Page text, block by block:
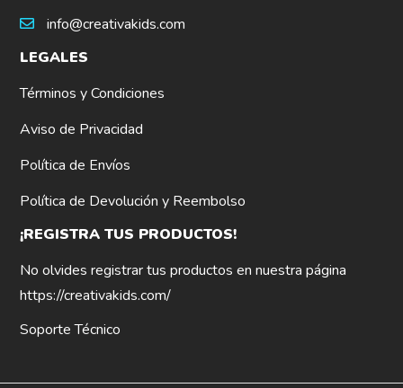
info@creativakids.com
LEGALES
Términos y Condiciones
Aviso de Privacidad
Política de Envíos
Política de Devolución y Reembolso
¡REGISTRA TUS PRODUCTOS!
No olvides registrar tus productos en nuestra página
https://creativakids.com/
Soporte Técnico